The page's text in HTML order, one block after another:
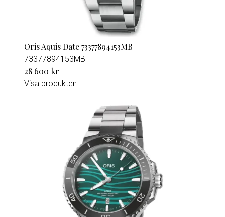
Oris Aquis Date 73377894153MB
73377894153MB
28 600 kr
Visa produkten